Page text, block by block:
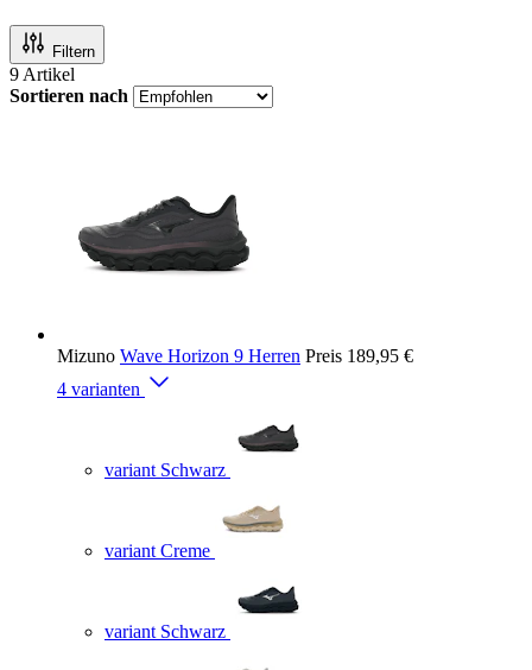
Filtern
9 Artikel
Sortieren nach
Mizuno Wave Horizon 9 Herren Preis 189,95 €
4 varianten
variant Schwarz
variant Creme
variant Schwarz